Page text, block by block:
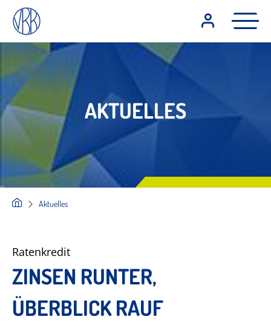
AKTUELLES
Aktuelles
Ratenkredit
ZINSEN RUNTER,
ÜBERBLICK RAUF